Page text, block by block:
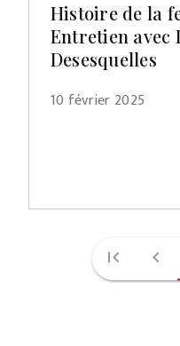
Histoire de la
Entretien avec
Desesquelles
10 février 2025
first_page chevron_left